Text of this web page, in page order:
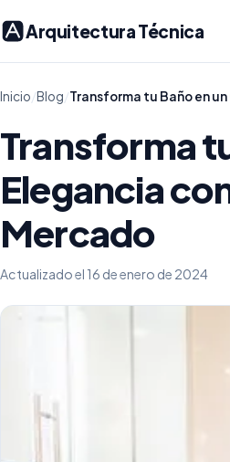
Arquitectura Técnica
Inicio/Blog/Transforma tu Baño en
Transforma
Elegancia
Mercado
Actualizado el 16 de enero de 2024